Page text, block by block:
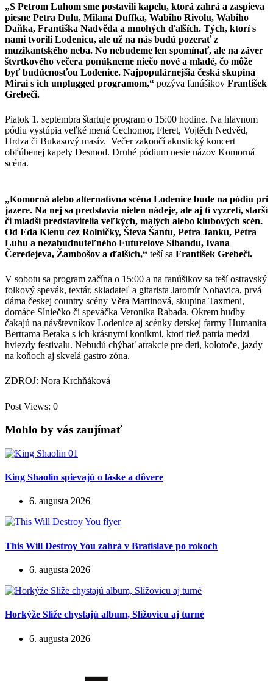
„S Petrom Luhom sme postavili kapelu, ktorá zahrá a zaspieva
piesne Petra Dulu, Milana Duffka, Wabiho Rivolu, Wabiho
Daňka, Františka Nadvěda a mnohých ďalších. Tých, ktorí s
nami tvorili Lodenicu, ale už na nás budú pozerať z
muzikantského neba. No nebudeme len spomínať, ale na záver
štvrtkového večera ponúkneme niečo nové a mladé, čo môže
byť budúcnosťou Lodenice. Najpopulárnejšia česká skupina
Mirai s ich unplugged programom,“ pozýva fanúšikov František
Grebeči.
Piatok 1. septembra štartuje program o 15:00 hodine. Na hlavnom
pódiu vystúpia veľké mená Čechomor, Fleret, Vojtěch Nedvěd,
Hrdza či Bukasový masív. Večer zakončí akustický koncert
obľúbenej kapely Desmod. Druhé pódium nesie názov Komorná
scéna.
„Komorná alebo alternatívna scéna Lodenice bude na pódiu pri
jazere. Na nej sa predstavia nielen nádeje, ale aj tí vyzretí, starší
či mladší predstavitelia veľkých, malých alebo klubových scén.
Od Eda Klenu cez Rolničky, Števa Šantu, Petra Janku, Petra
Luhu a nezabudnuteľného Futurelove Sibandu, Ivana
Čeredejeva, Žambošov a ďalších,“ teší sa František Grebeči.
V sobotu sa program začína o 15:00 a na fanúšikov sa teší ostravský
folkový spevák, textár, skladateľ a gitarista Jaromír Nohavica, prvá
dáma českej country scény Věra Martinová, skupina Taxmeni,
domáce Slniečko či speváčka Veronika Rabada. Okrem hudby
čakajú na návštevníkov Lodenice aj scénky detskej farmy Humanita
Bertrama Betaka s ich krásnymi koníkmi, ktorí tiež patria medzi
hviezdy festivalu. Nebudú chýbať atrakcie pre deti, kolotoče, jazdy
na koňoch aj skvelá gastro zóna.
ZDROJ: Nora Krchňáková
Post Views: 0
Mohlo by vás zaujímať
King Shaolin spievajú o láske a dôvere
6. augusta 2026
This Will Destroy You zahrá v Bratislave po rokoch
6. augusta 2026
Horkýže Slíže chystajú album, Slížovicu aj turné
6. augusta 2026